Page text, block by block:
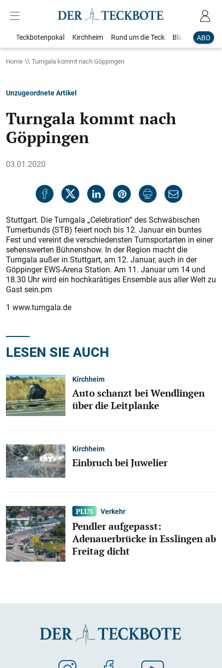
ABO
Teckbotenpokal Kirchheim Rund um die Teck Blaulicht
Home Turngala kommt nach Göppingen
Unzugeordnete Artikel
Turngala kommt nach
Göppingen
03.01.2020
Stuttgart. Die Turngala „Celebration“ des Schwäbischen
Turnerbunds (STB) feiert noch bis 12. Januar ein buntes
Fest und vereint die verschiedensten Turnsportarten in einer
sehenswerten Bühnenshow. In der Region macht die
Turngala außer in Stuttgart, am 12. Januar, auch in der
Göppinger EWS-Arena Station. Am 11. Januar um 14 und
18.30 Uhr wird ein hochkarätiges Ensemble aus aller Welt zu
Gast sein.pm
1 www.turngala.de
LESEN SIE AUCH
Kirchheim
Auto schanzt bei Wendlingen
über die Leitplanke
Kirchheim
Einbruch bei Juwelier
Verkehr
Pendler aufgepasst:
Adenauerbrücke in Esslingen ab
Freitag dicht